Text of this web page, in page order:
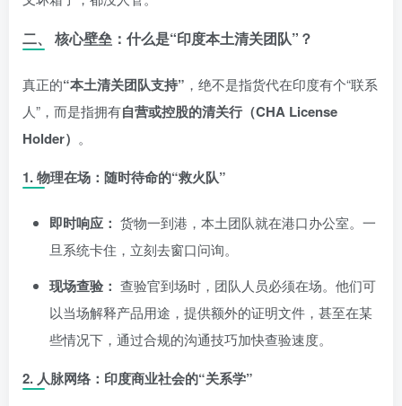
二、 核心壁垒：什么是“印度本土清关团队”？
真正的“本土清关团队支持” ，绝不是指货代在印度有个“联系
人”，而是指拥有自营或控股的清关行（CHA License
Holder） 。
1. 物理在场：随时待命的“救火队”
即时响应： 货物一到港，本土团队就在港口办公室。一
旦系统卡住，立刻去窗口问询。
现场查验： 查验官到场时，团队人员必须在场。他们可
以当场解释产品用途，提供额外的证明文件，甚至在某
些情况下，通过合规的沟通技巧加快查验速度。
2. 人脉网络：印度商业社会的“关系学”